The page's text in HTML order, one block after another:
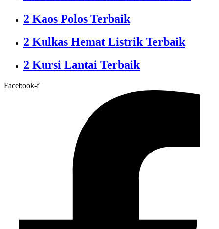
2 Kaos Polos Terbaik
2 Kulkas Hemat Listrik Terbaik
2 Kursi Lantai Terbaik
Facebook-f